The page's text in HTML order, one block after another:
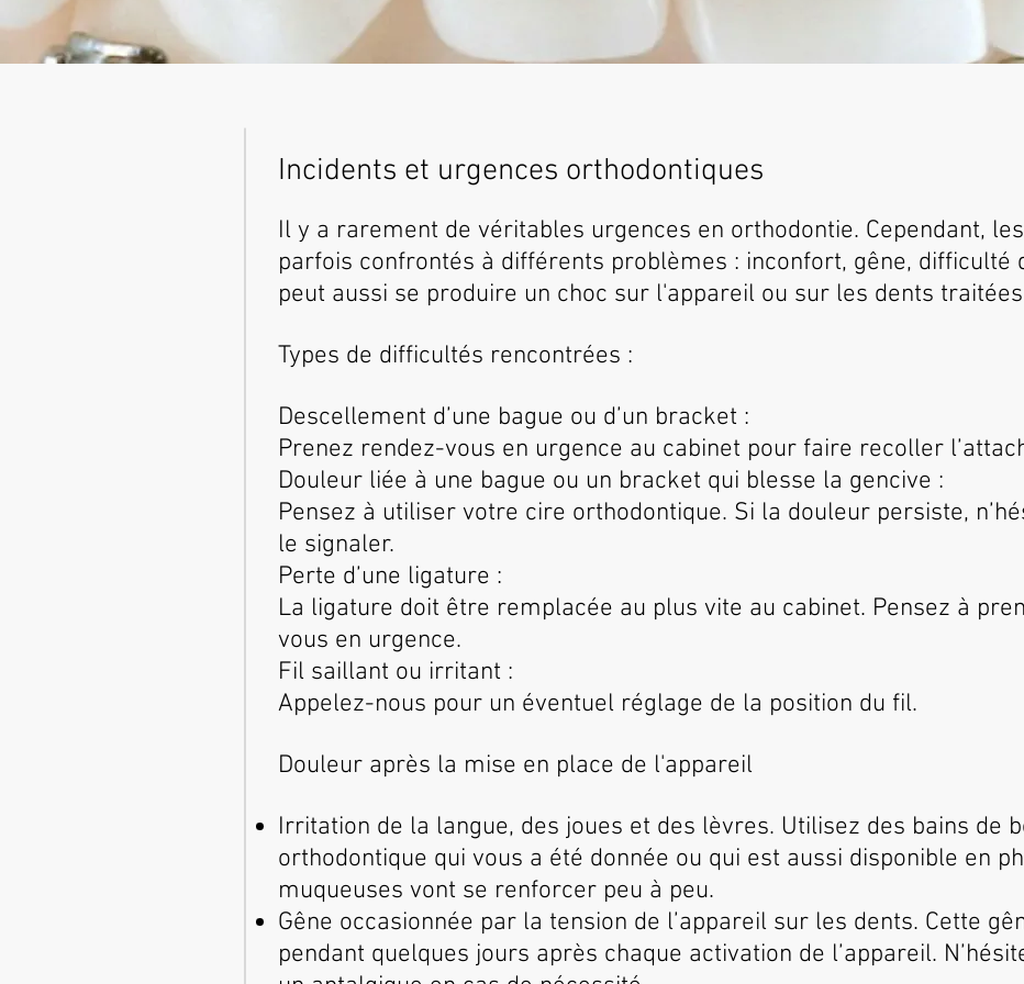
Incidents et urgences orthodontiques
Il y a rarement de véritables urgences en orthodontie. Cependant,
parfois confrontés à différents problèmes : inconfort, gêne, difficulté
peut aussi se produire un choc sur l'appareil ou sur les dents
Types de difficultés rencontrées :
Descellement d’une bague ou d’un bracket :
Prenez rendez-vous en urgence au cabinet pour faire recoller
Douleur liée à une bague ou un bracket qui blesse la gencive :
Pensez à utiliser votre cire orthodontique. Si la douleur persiste,
le signaler.
Perte d’une ligature :
La ligature doit être remplacée au plus vite au cabinet. Pensez à
vous en urgence.
Fil saillant ou irritant :
Appelez-nous pour un éventuel réglage de la position du fil.
Douleur après la mise en place de l'appareil
Irritation de la langue, des joues et des lèvres. Utilisez des bains de
orthodontique qui vous a été donnée ou qui est aussi disponible en
muqueuses vont se renforcer peu à peu.
Gêne occasionnée par la tension de l’appareil sur les dents. Cette
pendant quelques jours après chaque activation de l’appareil.